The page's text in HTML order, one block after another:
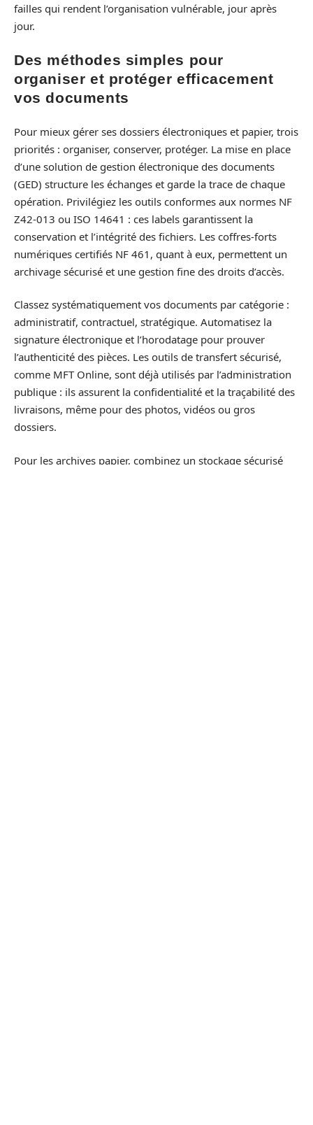
failles qui rendent l’organisation vulnérable, jour après
jour.
Des méthodes simples pour
organiser et protéger efficacement
vos documents
Pour mieux gérer ses dossiers électroniques et papier, trois
priorités : organiser, conserver, protéger. La mise en place
d’une solution de gestion électronique des documents
(GED) structure les échanges et garde la trace de chaque
opération. Privilégiez les outils conformes aux normes NF
Z42-013 ou ISO 14641 : ces labels garantissent la
conservation et l’intégrité des fichiers. Les coffres-forts
numériques certifiés NF 461, quant à eux, permettent un
archivage sécurisé et une gestion fine des droits d’accès.
Classez systématiquement vos documents par catégorie :
administratif, contractuel, stratégique. Automatisez la
signature électronique et l’horodatage pour prouver
l’authenticité des pièces. Les outils de transfert sécurisé,
comme MFT Online, sont déjà utilisés par l’administration
publique : ils assurent la confidentialité et la traçabilité des
livraisons, même pour des photos, vidéos ou gros
dossiers.
Pour les archives papier, combinez un stockage sécurisé